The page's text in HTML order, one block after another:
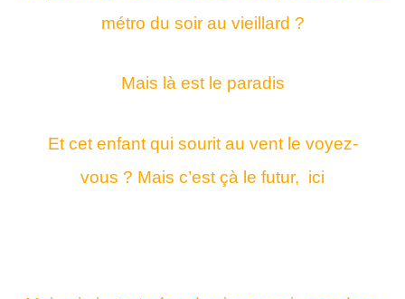
métro du soir au vieillard ?
Mais là est le paradis
Et cet enfant qui sourit au vent le voyez-
vous ? Mais c’est çà le futur, ici